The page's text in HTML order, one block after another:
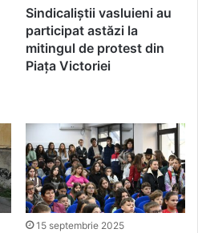
Sindicaliștii vasluieni au
participat astăzi la
mitingul de protest din
Piaţa Victoriei
15 septembrie 2025